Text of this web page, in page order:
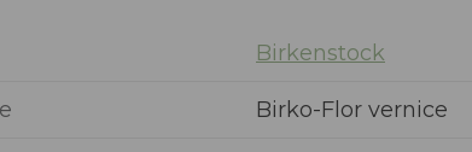
Birkenstock
Birko-Flor vernice